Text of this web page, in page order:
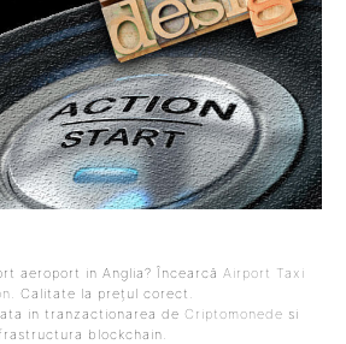
aeroport in Anglia? Încearcă Airport Taxi
. Calitate la prețul corect.
in tranzactionarea de Criptomonede si
blockchain.